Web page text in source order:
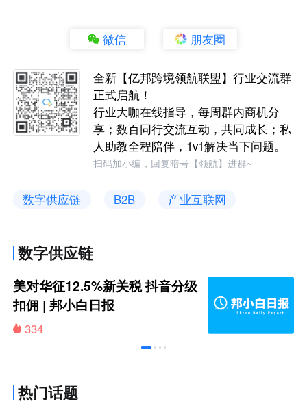
微信 朋友圈
全新【亿邦跨境领航联盟】行业交流群
正式启航！
行业大咖在线指导，每周群内商机分
享；数百同行交流互动，共同成长；私
人助教全程陪伴，1v1解决当下问题。
扫码加小编，回复暗号【领航】进群~
数字供应链 B2B 产业互联网
数字供应链
美对华征12.5%新关税 抖音分级
扣佣 | 邦小白日报
334
热门话题